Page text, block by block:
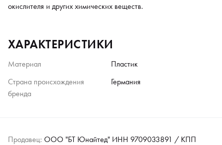
окислителя и других химических веществ.
ХАРАКТЕРИСТИКИ
Материал
Пластик
Страна происхождения
бренда
Германия
Продавец: ООО "БТ Юнайтед" ИНН 9709033891 / КПП